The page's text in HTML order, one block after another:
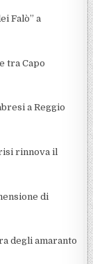
Falò” a
tra Capo
a Reggio
rinnova il
di
degli amaranto